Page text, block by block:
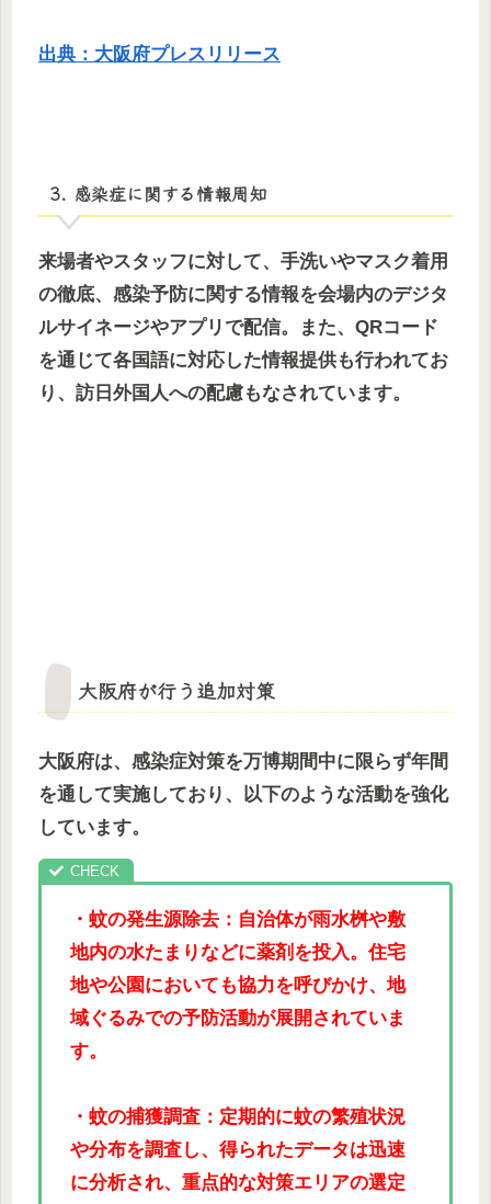
出典：大阪府プレスリリース
3. 感染症に関する情報周知
来場者やスタッフに対して、手洗いやマスク着用
の徹底、感染予防に関する情報を会場内のデジタ
ルサイネージやアプリで配信。また、QRコード
を通じて各国語に対応した情報提供も行われてお
り、訪日外国人への配慮もなされています。
大阪府が行う追加対策
大阪府は、感染症対策を万博期間中に限らず年間
を通して実施しており、以下のような活動を強化
しています。
・蚊の発生源除去：自治体が雨水桝や敷
地内の水たまりなどに薬剤を投入。住宅
地や公園においても協力を呼びかけ、地
域ぐるみでの予防活動が展開されていま
す。
・蚊の捕獲調査：定期的に蚊の繁殖状況
や分布を調査し、得られたデータは迅速
に分析され、重点的な対策エリアの選定